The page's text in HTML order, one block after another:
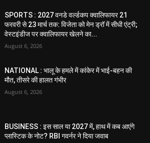
SPORTS : 2027 वनडे वर्ल्डकप क्वालिफायर 21
फरवरी से 23 मार्च तक: विजेता को मेन ड्रॉ में सीधी एंट्री;
वेस्टइंडीज पर क्वालिफायर खेलने का...
August 6, 2026
NATIONAL : भालू के हमले में कांकेर में भाई-बहन की
मौत, तीसरे की हालत गंभीर
August 6, 2026
BUSINESS : इस साल या 2027 में, हाथ में कब आएंगे
प्लास्टिक के नोट? RBI गवर्नर ने दिया जवाब